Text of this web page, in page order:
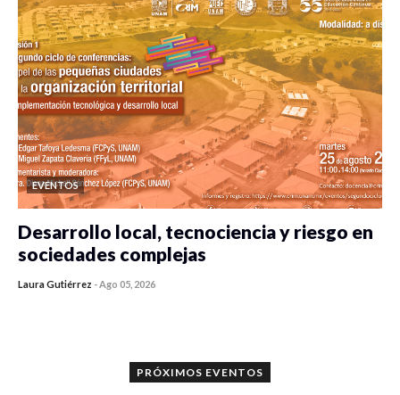
EVENTOS
Desarrollo local, tecnociencia y riesgo en
sociedades complejas
Laura Gutiérrez -Ago 05, 2026
PRÓXIMOS EVENTOS